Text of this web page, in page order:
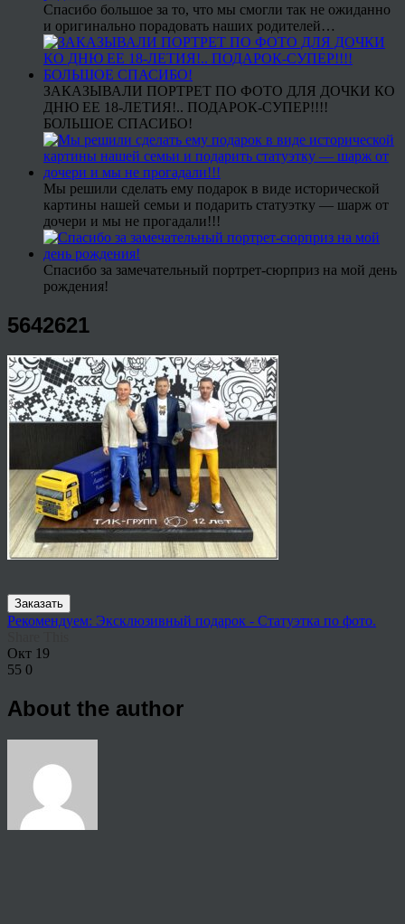
Спасибо большое за то, что мы смогли так не ожиданно
и оригинально порадовать наших родителей…
ЗАКАЗЫВАЛИ ПОРТРЕТ ПО ФОТО ДЛЯ ДОЧКИ КО
ДНЮ ЕЕ 18-ЛЕТИЯ!.. ПОДАРОК-СУПЕР!!!!
БОЛЬШОЕ СПАСИБО!
Мы решили сделать ему подарок в виде исторической
картины нашей семьи и подарить статуэтку — шарж от
дочери и мы не прогадали!!!
Спасибо за замечательный портрет-сюрприз на мой день
рождения!
5642621
Заказать
Рекомендуем: Эксклюзивный подарок - Статуэтка по фото.
Окт 19
55 0
About the author